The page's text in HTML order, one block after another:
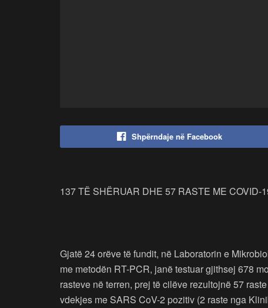
Shpërndaje në Facebook
137 TË SHËRUAR DHE 57 RASTE ME COVID-
Gjatë 24 orëve të fundit, në Laboratorin e
me metodën RT-PCR, janë testuar gjithsej 678
rasteve në terren, prej të cilëve rezultojnë 57
vdekjes me SARS CoV-2 pozitiv (2 raste nga